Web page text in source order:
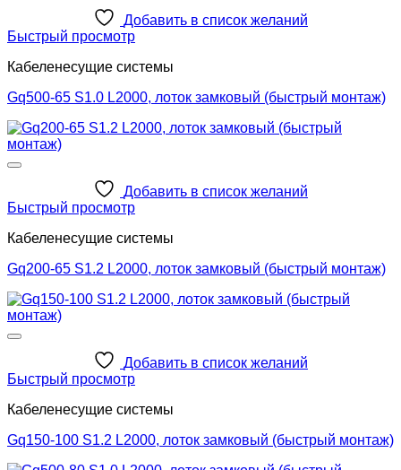
Добавить в список желаний
Быстрый просмотр
Кабеленесущие системы
Gq500-65 S1.0 L2000, лоток замковый (быстрый монтаж)
Добавить в список желаний
Быстрый просмотр
Кабеленесущие системы
Gq200-65 S1.2 L2000, лоток замковый (быстрый монтаж)
Добавить в список желаний
Быстрый просмотр
Кабеленесущие системы
Gq150-100 S1.2 L2000, лоток замковый (быстрый монтаж)